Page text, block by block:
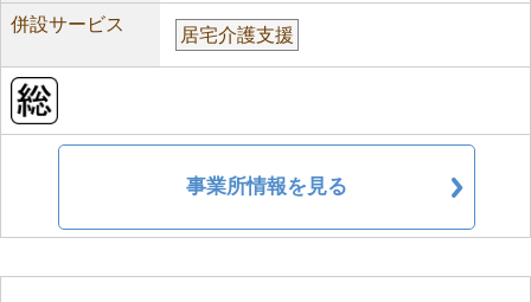
併設サービス
居宅介護支援
事業所情報を見る